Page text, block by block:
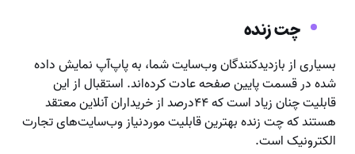
چت زنده
بسیاری از بازدیدکنندگان وب‌سایت شما، به پاپ‌آپ نمایش داده
شده در قسمت پایین صفحه عادت کرده‌اند. استقبال از این
قابلیت چنان زیاد است که ۴۴درصد از خریداران آنلاین معتقد
هستند که چت زنده بهترین قابلیت موردنیاز وب‌سایت‌های تجارت
الکترونیک است.